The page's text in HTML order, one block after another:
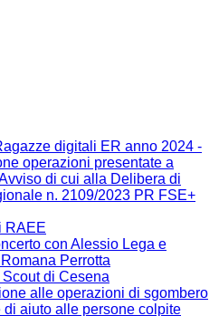
digitali ER anno 2024 -
operazioni presentate a
di cui alla Delibera di
n. 2109/2023 PR FSE+
RAEE
con Alessio Lega e
Perrotta
di Cesena
alle operazioni di sgombero
di aiuto alle persone colpite